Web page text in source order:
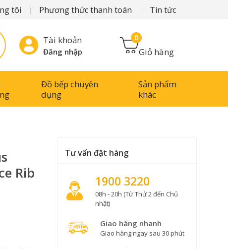
tôi Phương thức thanh toán Tin tức
Tài khoản
Đăng nhập Giỏ hàng
0
Đồ bếp chuyên
dụng
Sản phẩm
khác
Rib
Tư vấn đặt hàng
1900 3220
08h - 20h (Từ Thứ 2 đến Chủ
nhật)
Giao hàng nhanh
Giao hàng ngay sau 30 phút